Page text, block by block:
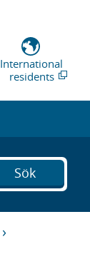
International
residents
Sök